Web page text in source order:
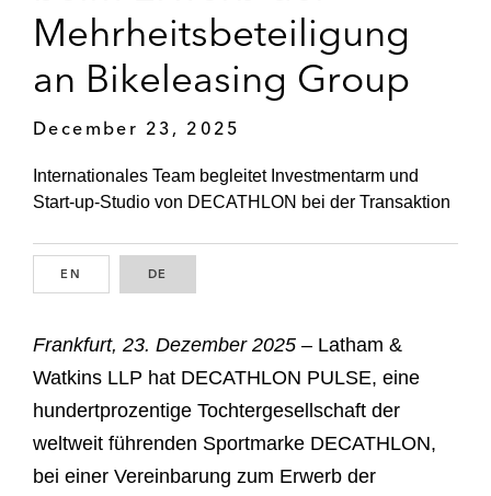
Mehrheitsbeteiligung
an Bikeleasing Group
December 23, 2025
Internationales Team begleitet Investmentarm und
Start-up-Studio von DECATHLON bei der Transaktion
EN DE
Frankfurt, 23. Dezember 2025 – Latham &
Watkins LLP hat DECATHLON PULSE, eine
hundertprozentige Tochtergesellschaft der
weltweit führenden Sportmarke DECATHLON,
bei einer Vereinbarung zum Erwerb der